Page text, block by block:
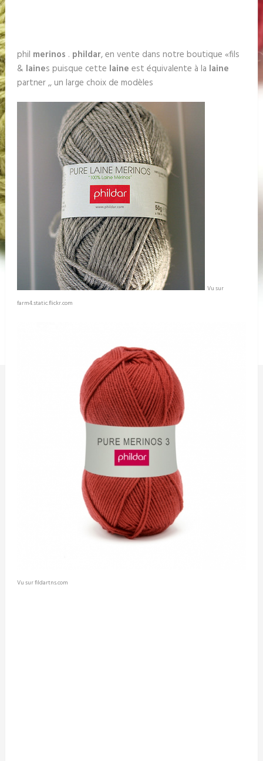
phil merinos . phildar, en vente dans notre boutique «fils
& laines puisque cette laine est équivalente à la laine
partner ,, un large choix de modèles
Vu sur
farm4.static.flickr.com
Vu sur fildartns.com